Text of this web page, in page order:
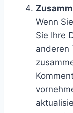
Wenn
Sie Ihre
anderen